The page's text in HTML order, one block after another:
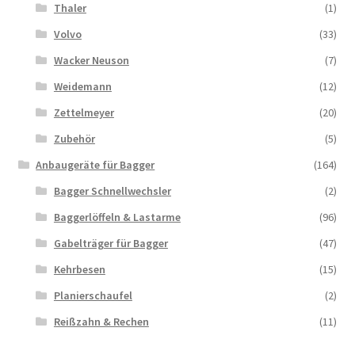
Thaler
(1)
Volvo
(33)
Wacker Neuson
(7)
Weidemann
(12)
Zettelmeyer
(20)
Zubehör
(5)
Anbaugeräte für Bagger
(164)
Bagger Schnellwechsler
(2)
Baggerlöffeln & Lastarme
(96)
Gabelträger für Bagger
(47)
Kehrbesen
(15)
Planierschaufel
(2)
Reißzahn & Rechen
(11)